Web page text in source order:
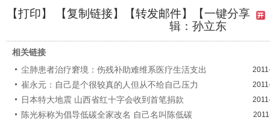
【打印】 【复制链接】【转发邮件】
【一键分享
辑：孙立东
相关链接
尘肺患者治疗窘境：伤残补助难维系医疗生活支出
崔永元：自己是个很较真的人但从不给自己压力
日本特大地震 山西省红十字会收到首笔捐款
陈光标称为倡导低碳全家改名 自己名叫陈低碳